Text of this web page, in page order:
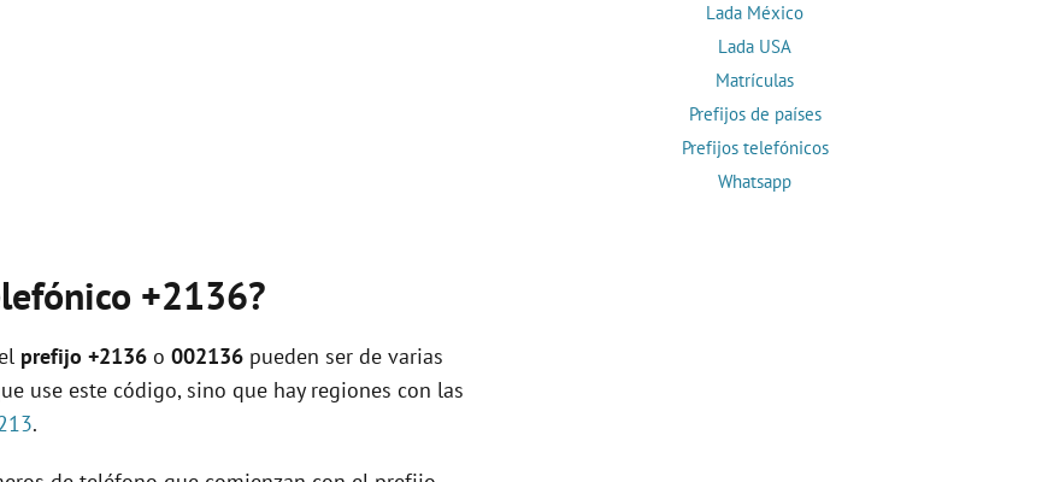
+2136?
prefijo +2136 o 002136 pueden ser de varias
use este código, sino que hay regiones con las
.
Lada México
Lada USA
Matrículas
Prefijos de países
Prefijos telefónicos
Whatsapp